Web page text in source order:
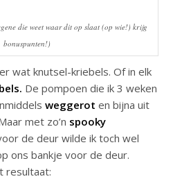
die weet waar dit op slaat (op wie!) krijg
bonuspunten!)
wat knutsel-kriebels. Of in elk
De pompoen die ik 3 weken
weggerot en bijna uit
met zo’n spooky
de deur wilde ik toch wel
ons bankje voor de deur.
resultaat: